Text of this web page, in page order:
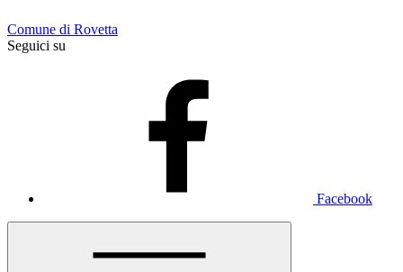
Comune di Rovetta
Seguici su
Facebook